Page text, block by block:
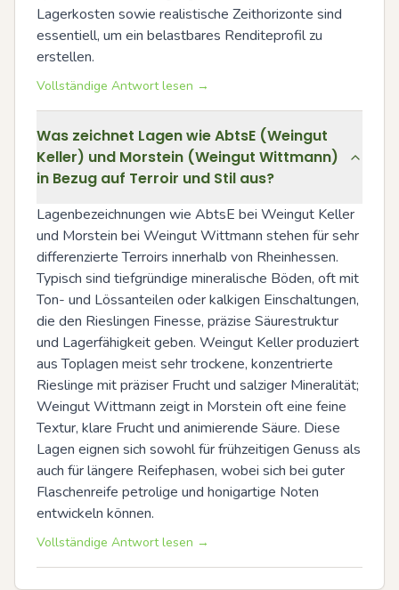
Lagerkosten sowie realistische Zeithorizonte sind
essentiell, um ein belastbares Renditeprofil zu
erstellen.
Vollständige Antwort lesen →
Was zeichnet Lagen wie AbtsE (Weingut
Keller) und Morstein (Weingut Wittmann)
in Bezug auf Terroir und Stil aus?
Lagenbezeichnungen wie AbtsE bei Weingut Keller
und Morstein bei Weingut Wittmann stehen für sehr
differenzierte Terroirs innerhalb von Rheinhessen.
Typisch sind tiefgründige mineralische Böden, oft mit
Ton- und Lössanteilen oder kalkigen Einschaltungen,
die den Rieslingen Finesse, präzise Säurestruktur
und Lagerfähigkeit geben. Weingut Keller produziert
aus Toplagen meist sehr trockene, konzentrierte
Rieslinge mit präziser Frucht und salziger Mineralität;
Weingut Wittmann zeigt in Morstein oft eine feine
Textur, klare Frucht und animierende Säure. Diese
Lagen eignen sich sowohl für frühzeitigen Genuss als
auch für längere Reifephasen, wobei sich bei guter
Flaschenreife petrolige und honigartige Noten
entwickeln können.
Vollständige Antwort lesen →